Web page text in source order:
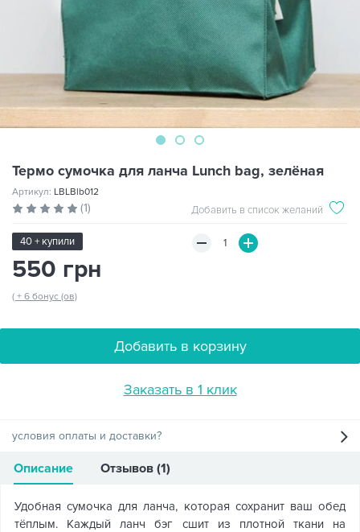
Термо сумочка для ланча Lunch bag, зелёная
Артикул: LBLBlb012
(1) Добавить в список желаний
40 + купили
550 грн
( + 6 бонус (ов)
Добавить в корзину
Заказать в 1 клик
условия оплаты и доставки?
Описание Отзывов (1)
Удобная сумочка для ланча, которая сохранит ваш обед
тёплым. Каждый ланч бэг сшит из плотной ткани на